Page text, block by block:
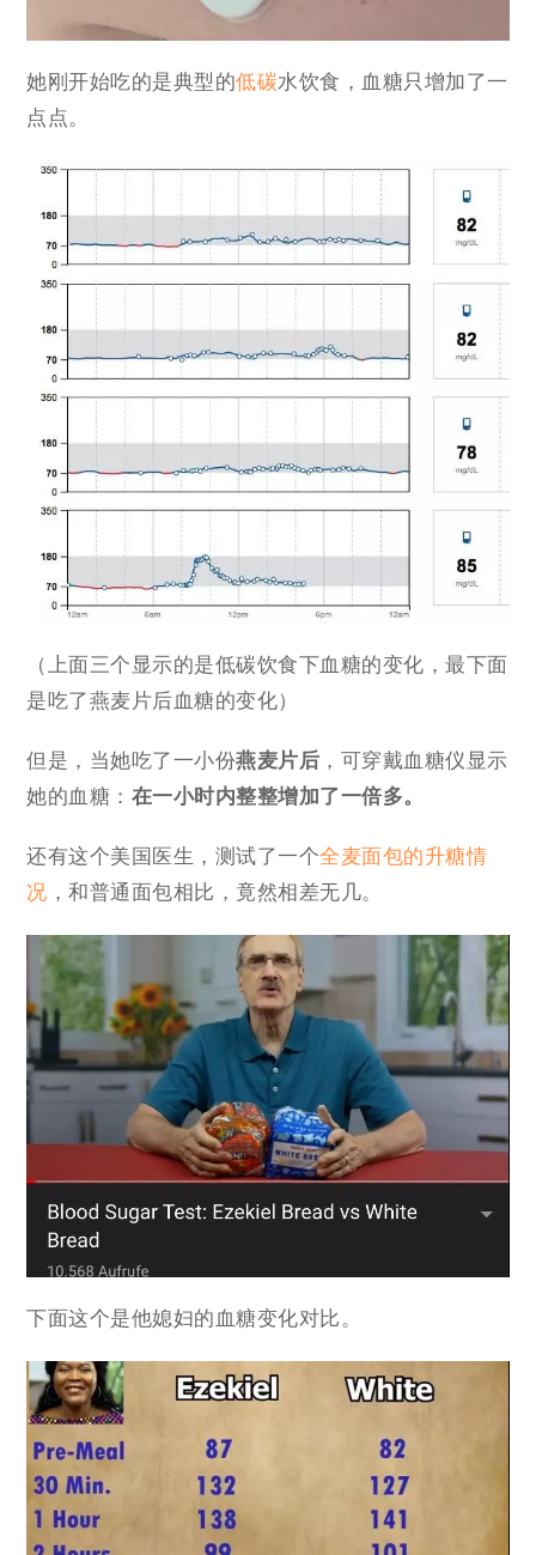
她刚开始吃的是典型的低碳水饮食，血糖只增加了一
点点。
（上面三个显示的是低碳饮食下血糖的变化，最下面
是吃了燕麦片后血糖的变化）
但是，当她吃了一小份燕麦片后 ，可穿戴血糖仪显示
她的血糖： 在一小时内整整增加了一倍多。
还有这个美国医生，测试了一个全麦面包的升糖情
况 ，和普通面包相比，竟然相差无几。
下面这个是他媳妇的血糖变化对比。